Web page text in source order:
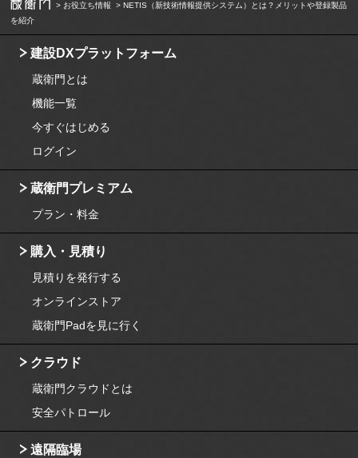
お役立ち情報
NETIS（新技術情報提供システム）とは？メリットや登録製品
を紹介
建設DXプラットフォーム
蔵衛門とは
機能一覧
今すぐはじめる
ログイン
蔵衛門プレミアム
プラン・料金
購入・見積り
見積りを発行する
オンラインストア
蔵衛門Padを見に行く
クラウド
蔵衛門クラウドとは
安全パトロール
遠隔臨場